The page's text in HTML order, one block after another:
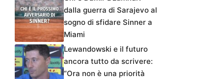
dalla guerra di Sarajevo al
sogno di sfidare Sinner a
Miami
Lewandowski e il futuro
ancora tutto da scrivere:
“Ora non è una priorità